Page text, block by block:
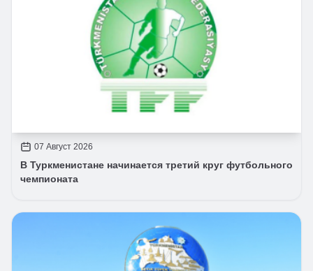
07 Август 2026
В Туркменистане начинается третий круг футбольного
чемпионата